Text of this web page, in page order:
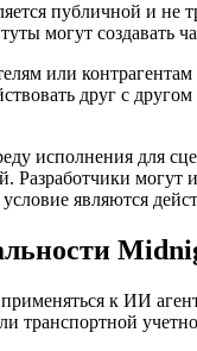
публичной и не
могут создавать
или
друг с
исполнения для
могут
являются
к ИИ
транспортной